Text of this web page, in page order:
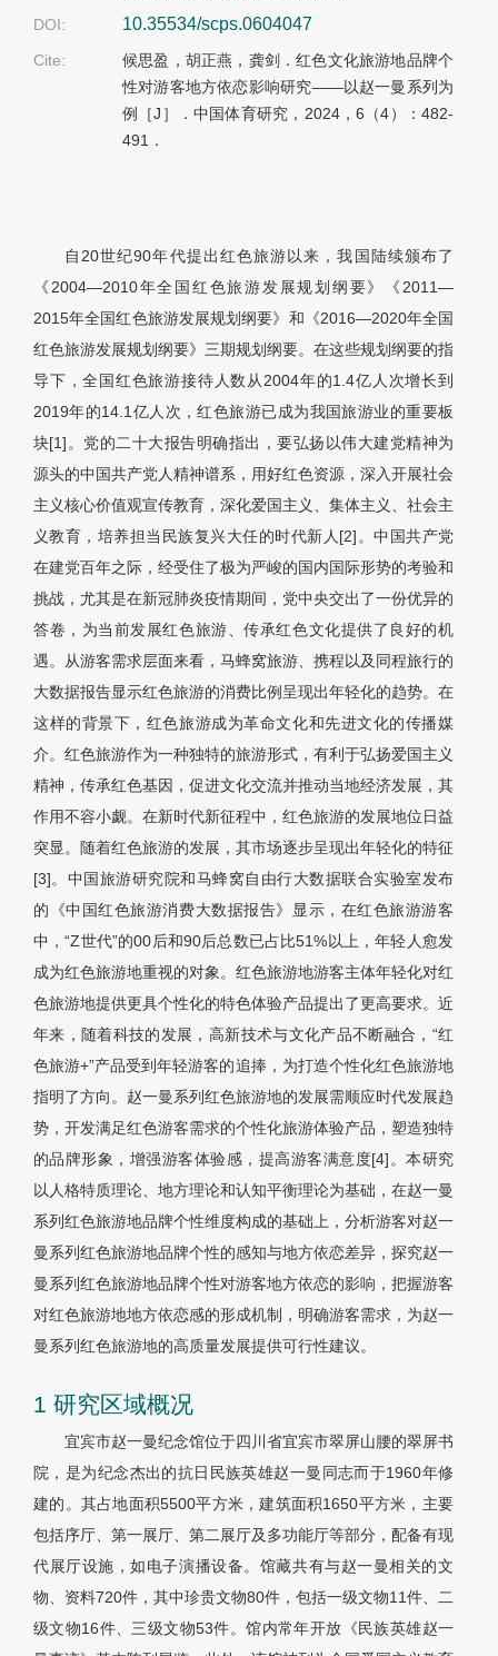
DOI:
10.35534/scps.0604047
Cite:
候思盈，胡正燕，龚剑．红色文化旅游地品牌个
性对游客地方依恋影响研究——以赵一曼系列为
例［J］．中国体育研究，2024，6（4）：482-
491．
自20世纪90年代提出红色旅游以来，我国陆续颁布了
《2004—2010年全国红色旅游发展规划纲要》《2011—
2015年全国红色旅游发展规划纲要》和《2016—2020年全国
红色旅游发展规划纲要》三期规划纲要。在这些规划纲要的指
导下，全国红色旅游接待人数从2004年的1.4亿人次增长到
2019年的14.1亿人次，红色旅游已成为我国旅游业的重要板
块[1]。党的二十大报告明确指出，要弘扬以伟大建党精神为
源头的中国共产党人精神谱系，用好红色资源，深入开展社会
主义核心价值观宣传教育，深化爱国主义、集体主义、社会主
义教育，培养担当民族复兴大任的时代新人[2]。中国共产党
在建党百年之际，经受住了极为严峻的国内国际形势的考验和
挑战，尤其是在新冠肺炎疫情期间，党中央交出了一份优异的
答卷，为当前发展红色旅游、传承红色文化提供了良好的机
遇。从游客需求层面来看，马蜂窝旅游、携程以及同程旅行的
大数据报告显示红色旅游的消费比例呈现出年轻化的趋势。在
这样的背景下，红色旅游成为革命文化和先进文化的传播媒
介。红色旅游作为一种独特的旅游形式，有利于弘扬爱国主义
精神，传承红色基因，促进文化交流并推动当地经济发展，其
作用不容小觑。在新时代新征程中，红色旅游的发展地位日益
突显。随着红色旅游的发展，其市场逐步呈现出年轻化的特征
[3]。中国旅游研究院和马蜂窝自由行大数据联合实验室发布
的《中国红色旅游消费大数据报告》显示，在红色旅游游客
中，“Z世代”的00后和90后总数已占比51%以上，年轻人愈发
成为红色旅游地重视的对象。红色旅游地游客主体年轻化对红
色旅游地提供更具个性化的特色体验产品提出了更高要求。近
年来，随着科技的发展，高新技术与文化产品不断融合，“红
色旅游+”产品受到年轻游客的追捧，为打造个性化红色旅游地
指明了方向。赵一曼系列红色旅游地的发展需顺应时代发展趋
势，开发满足红色游客需求的个性化旅游体验产品，塑造独特
的品牌形象，增强游客体验感，提高游客满意度[4]。本研究
以人格特质理论、地方理论和认知平衡理论为基础，在赵一曼
系列红色旅游地品牌个性维度构成的基础上，分析游客对赵一
曼系列红色旅游地品牌个性的感知与地方依恋差异，探究赵一
曼系列红色旅游地品牌个性对游客地方依恋的影响，把握游客
对红色旅游地地方依恋感的形成机制，明确游客需求，为赵一
曼系列红色旅游地的高质量发展提供可行性建议。
1 研究区域概况
宜宾市赵一曼纪念馆位于四川省宜宾市翠屏山腰的翠屏书
院，是为纪念杰出的抗日民族英雄赵一曼同志而于1960年修
建的。其占地面积5500平方米，建筑面积1650平方米，主要
包括序厅、第一展厅、第二展厅及多功能厅等部分，配备有现
代展厅设施，如电子演播设备。馆藏共有与赵一曼相关的文
物、资料720件，其中珍贵文物80件，包括一级文物11件、二
级文物16件、三级文物53件。馆内常年开放《民族英雄赵一